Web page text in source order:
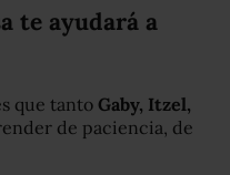
te ayudará a
que tanto Gaby, Itzel,
de paciencia, de